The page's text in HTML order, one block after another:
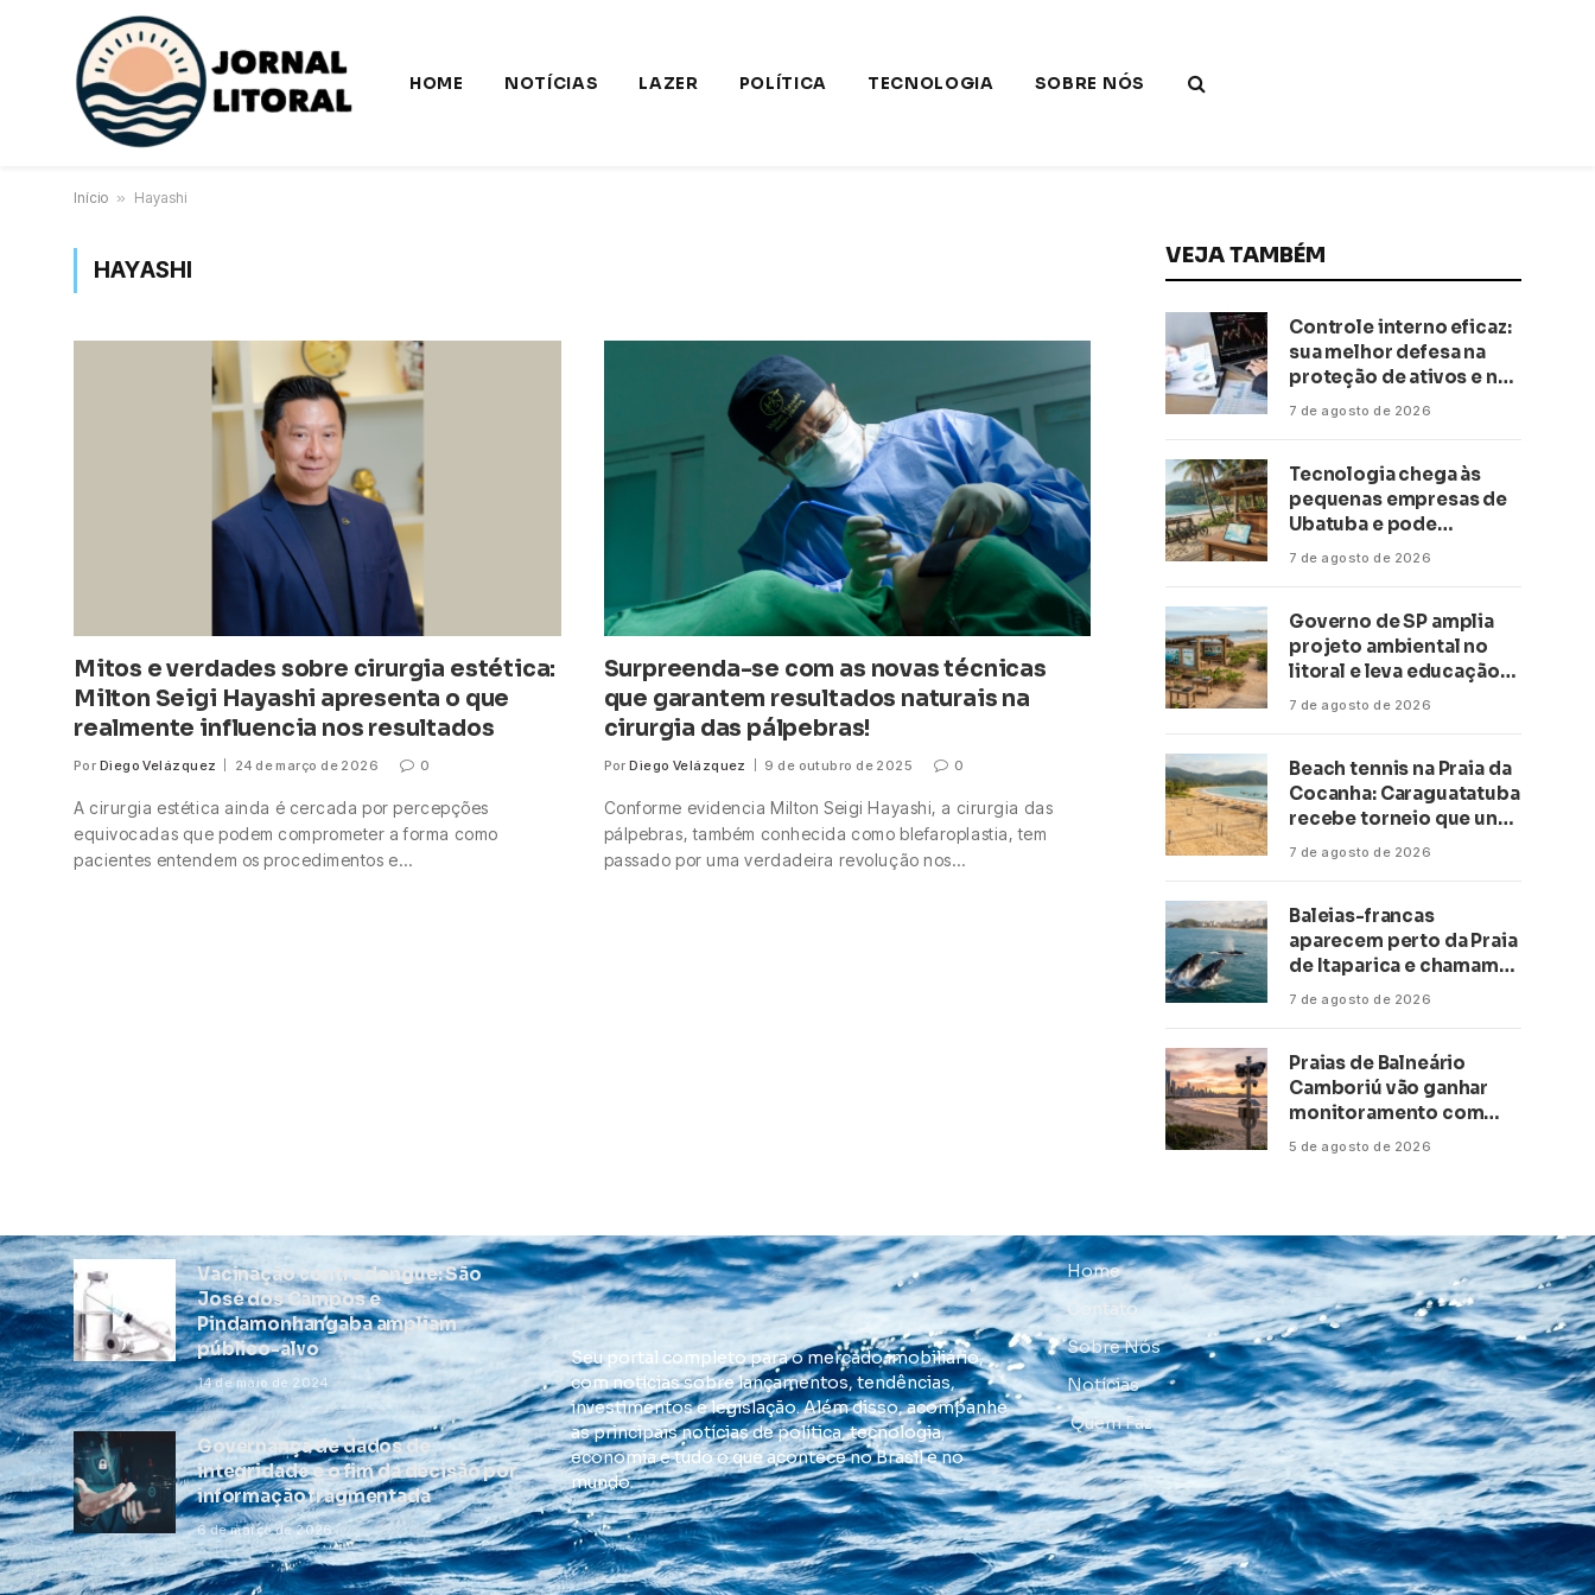
HOME NOTÍCIAS LAZER POLÍTICA TECNOLOGIA SOBRE NÓS
Início » Hayashi
HAYASHI
Mitos e verdades sobre cirurgia estética:
Milton Seigi Hayashi apresenta o que
realmente influencia nos resultados
Por Diego Velázquez 24 de março de 2026 0
A cirurgia estética ainda é cercada por percepções
equivocadas que podem comprometer a forma como
pacientes entendem os procedimentos e…
Surpreenda-se com as novas técnicas
que garantem resultados naturais na
cirurgia das pálpebras!
Por Diego Velázquez 9 de outubro de 2025 0
Conforme evidencia Milton Seigi Hayashi, a cirurgia das
pálpebras, também conhecida como blefaroplastia, tem
passado por uma verdadeira revolução nos…
VEJA TAMBÉM
Controle interno eficaz:
sua melhor defesa na
proteção de ativos e na
saúde financeira!
7 de agosto de 2026
Tecnologia chega às
pequenas empresas de
Ubatuba e pode
transformar negócios
7 de agosto de 2026
Governo de SP amplia
projeto ambiental no
litoral e leva educação
climática a escolas de 16
7 de agosto de 2026
Beach tennis na Praia da
Cocanha: Caraguatatuba
recebe torneio que une
esporte, lazer e mar
7 de agosto de 2026
Baleias-francas
aparecem perto da Praia
de Itaparica e chamam
atenção no litoral do
7 de agosto de 2026
Praias de Balneário
Camboriú vão ganhar
monitoramento com
inteligência artificial
5 de agosto de 2026
Vacinação contra dengue: São
José dos Campos e
Pindamonhangaba ampliam
público-alvo
14 de maio de 2024
Governança de dados de
integridade e o fim da decisão por
informação fragmentada
6 de março de 2026
Seu portal completo para o mercado imobiliário,
com notícias sobre lançamentos, tendências,
investimentos e legislação. Além disso, acompanhe
as principais notícias de política, tecnologia,
economia e tudo o que acontece no Brasil e no
mundo.
Home
Contato
Sobre Nós
Notícias
Quem Faz